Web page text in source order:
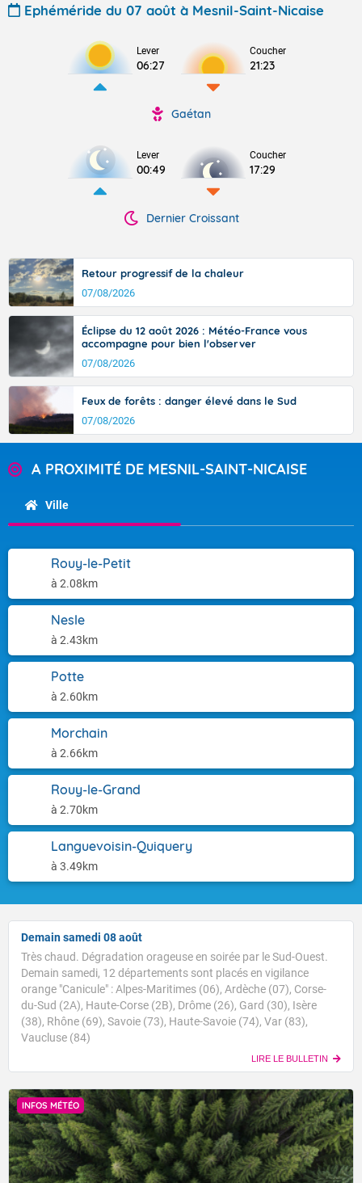
Ephéméride du 07 août à Mesnil-Saint-Nicaise
Lever
06:27
Coucher
21:23
Gaétan
Lever
00:49
Coucher
17:29
Dernier Croissant
Retour progressif de la chaleur
07/08/2026
Éclipse du 12 août 2026 : Météo-France vous
accompagne pour bien l'observer
07/08/2026
Feux de forêts : danger élevé dans le Sud
07/08/2026
A PROXIMITÉ DE MESNIL-SAINT-NICAISE
Ville
Rouy-le-Petit
à 2.08km
Nesle
à 2.43km
Potte
à 2.60km
Morchain
à 2.66km
Rouy-le-Grand
à 2.70km
Languevoisin-Quiquery
à 3.49km
Demain samedi 08 août
Très chaud. Dégradation orageuse en soirée par le Sud-Ouest.
Demain samedi, 12 départements sont placés en vigilance
orange "Canicule" : Alpes-Maritimes (06), Ardèche (07), Corse-
du-Sud (2A), Haute-Corse (2B), Drôme (26), Gard (30), Isère
(38), Rhône (69), Savoie (73), Haute-Savoie (74), Var (83),
Vaucluse (84)
LIRE LE BULLETIN
INFOS MÉTÉO